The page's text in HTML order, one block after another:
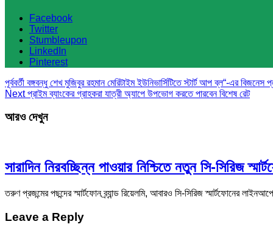
Facebook
Twitter
Stumbleupon
LinkedIn
Pinterest
পূর্ববর্তী বঙ্গবন্ধু শেখ মুজিবুর রহমান মেরিটাইম ইউনিভার্সিটিতে স্টার্ট আপ ব্ল“-এর
Nextপ্রাইম ব্যাংকের গ্রাহকরা যাত্রী অ্যাপে উপভোগ করতে পারবেন বিশেষ রেট
আরও দেখুন
সারাদিন নিরবচ্ছিন্ন পাওয়ার নিশ্চিতে নতুন সি-সিরিজ
তরুণ প্রজন্মের পছন্দের স্মার্টফোন ব্র্যান্ড রিয়েলমি, আবারও সি-সিরিজ স্মার্টফোনের
Leave a Reply